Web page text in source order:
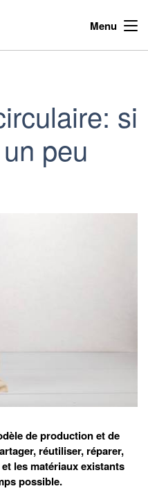
Menu
si
peu
de production et de
réutiliser, réparer,
les matériaux existants
possible.